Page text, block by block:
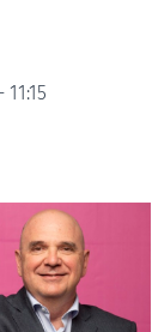
11:15